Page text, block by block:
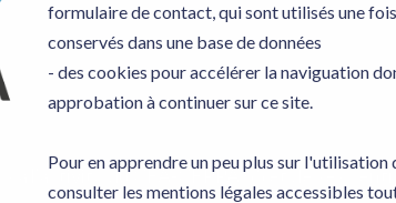
formulaire de contact, qui sont utilisés une
conservés dans une base de données
- des cookies pour accélérer la naviguation
approbation à continuer sur ce site.
Pour en apprendre un peu plus sur l'utilisation
consulter les mentions légales accessibles
à l'activité du CFA-CFPPA 65 et de ses